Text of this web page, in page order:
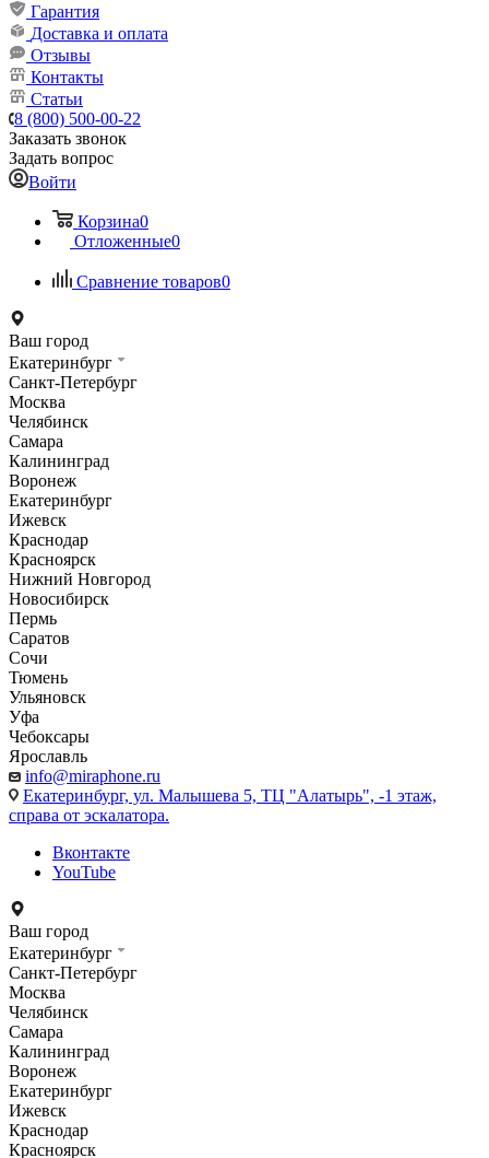
Гарантия
Доставка и оплата
Отзывы
Контакты
Статьи
8 (800) 500-00-22
Заказать звонок
Задать вопрос
Войти
Корзина0
Отложенные0
Сравнение товаров0
Ваш город
Екатеринбург
Санкт-Петербург
Москва
Челябинск
Самара
Калининград
Воронеж
Екатеринбург
Ижевск
Краснодар
Красноярск
Нижний Новгород
Новосибирск
Пермь
Саратов
Сочи
Тюмень
Ульяновск
Уфа
Чебоксары
Ярославль
info@miraphone.ru
Екатеринбург, ул. Малышева 5, ТЦ "Алатырь", -1 этаж,
справа от эскалатора.
Вконтакте
YouTube
Ваш город
Екатеринбург
Санкт-Петербург
Москва
Челябинск
Самара
Калининград
Воронеж
Екатеринбург
Ижевск
Краснодар
Красноярск